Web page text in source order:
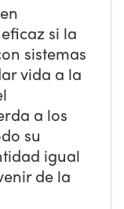
si la
sistemas
vida a la
a los
su
igual
de la